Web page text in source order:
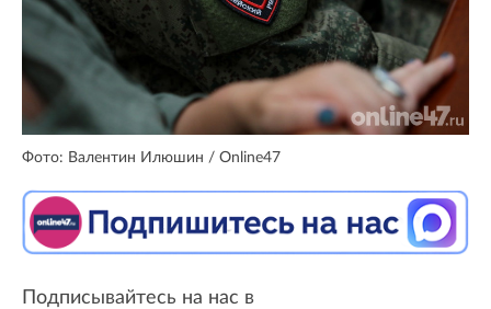
Фото: Валентин Илюшин / Online47
Подписывайтесь на нас в